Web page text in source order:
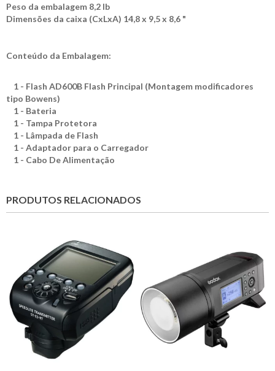
Peso da embalagem 8,2 lb
Dimensões da caixa (CxLxA) 14,8 x 9,5 x 8,6 "
Conteúdo da Embalagem:
1 - Flash AD600B Flash Principal (Montagem modificadores
tipo Bowens)
1 - Bateria
1 - Tampa Protetora
1 - Lâmpada de Flash
1 - Adaptador para o Carregador
1 - Cabo De Alimentação
PRODUTOS RELACIONADOS